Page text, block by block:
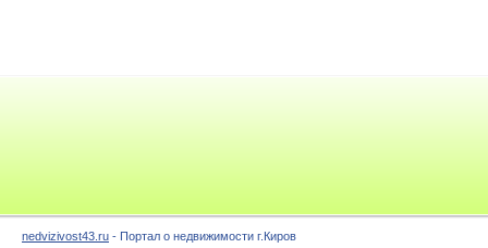
nedvizivost43.ru - Портал о недвижимости г.Киров